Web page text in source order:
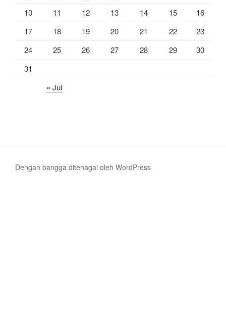
10
11 12 13 14 15
16
17
18 19 20 21 22
23
24
25 26 27 28 29
30
31
« Jul
Dengan bangga ditenagai oleh WordPress